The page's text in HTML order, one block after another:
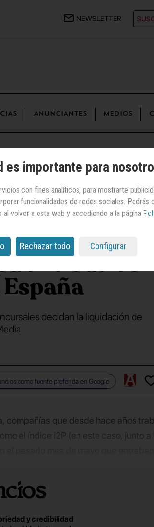
NEWSLETTER
ANUNCIANTES MEDIOS
Auditsa
operaciónde
de
decidan la liquidación de
como fuente preferida en Google
compañías que desde hace años
el índice i2P (en este caso, junto a la
para mantener su
sido posible y ambas sociedades se
y credibilidad
es importante para
con fines analíticos, para mostrarte
funcionalidades de redes sociales.
volver a esta web y accediendo a la página
Rechazar todo Configurar